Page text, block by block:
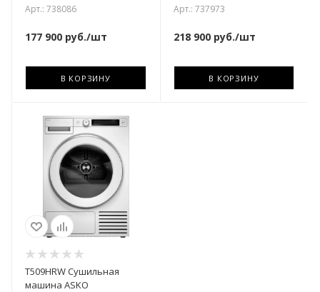
Арт.: 738086
177 900 руб./шт
В КОРЗИНУ
Арт.: 737973
218 900руб./шт
В КОРЗИНУ
T509HRW Сушильная
машина ASKO